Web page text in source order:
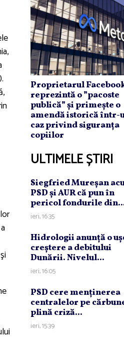
Proprietarul
reprezintă o ”pacoste
publică” și primește o
amendă istorică într-
caz privind siguranța
copiilor
ULTIMELE ȘTIRI
Siegfried Mureşan
PSD şi AUR că pun în
pericol fondurile
ieri, 16:35
Hidrologii anunţă o
creştere a debitului
Dunării. Nivelul...
ieri, 16:05
PSD cere menţinerea
centralelor pe
plină criză...
ieri, 15:39